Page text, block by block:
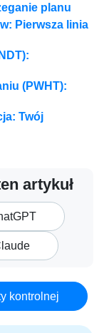
planu
Pierwsza linia
(PWHT):
Twój
artykuł
kontrolnej